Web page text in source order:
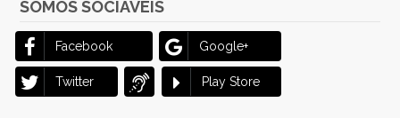
SOMOS SOCIAVEIS
Facebook Google+
Twitter Play Store